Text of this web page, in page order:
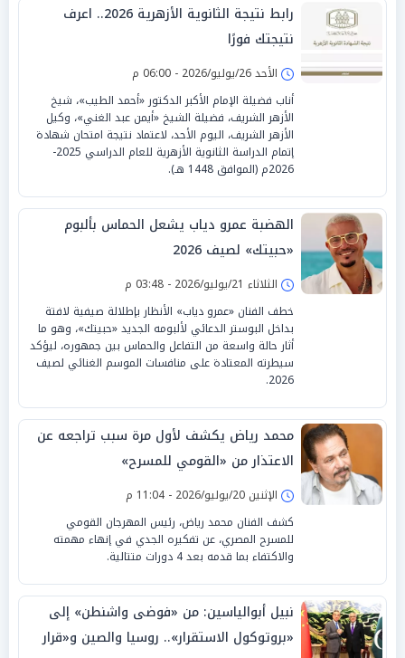
رابط نتيجة الثانوية الأزهرية 2026.. اعرف
نتيجتك فورًا
الأحد 26/يوليو/2026 - 06:00 م
أناب فضيلة الإمام الأكبر الدكتور «أحمد الطيب»، شيخ
الأزهر الشريف، فضيلة الشيخ «أيمن عبد الغني»، وكيل
الأزهر الشريف، اليوم الأحد، لاعتماد نتيجة امتحان شهادة
إتمام الدراسة الثانوية الأزهرية للعام الدراسي 2025-
2026م (الموافق 1448 هـ).
الهضبة عمرو دياب يشعل الحماس بألبوم
«حبيتك» لصيف 2026
الثلاثاء 21/يوليو/2026 - 03:48 م
خطف الفنان «عمرو دياب» الأنظار بإطلالة صيفية لافتة
بداخل البوستر الدعائي لألبومه الجديد «حبيتك»، وهو ما
أثار حالة واسعة من التفاعل والحماس بين جمهوره، ليؤكد
سيطرته المعتادة على منافسات الموسم الغنائي لصيف
2026.
محمد رياض يكشف لأول مرة سبب تراجعه عن
الاعتذار من «القومي للمسرح»
الإثنين 20/يوليو/2026 - 11:04 م
كشف الفنان محمد رياض، رئيس المهرجان القومي
للمسرح المصري، عن تفكيره الجدي في إنهاء مهمته
والاكتفاء بما قدمه بعد 4 دورات متتالية.
نبيل أبوالياسين: من «فوضى واشنطن» إلى
«بروتوكول الاستقرار».. روسيا والصين و«قرار